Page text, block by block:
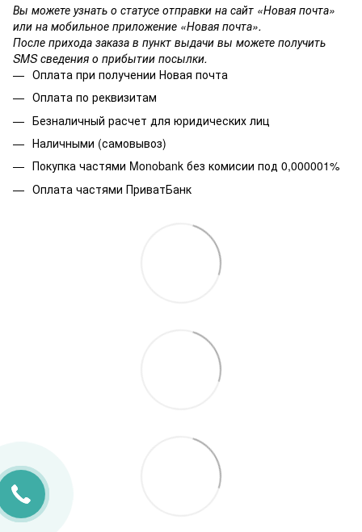
Вы можете узнать о статусе отправки на сайт «Новая почта»
или на мобильное приложение «Новая почта».
После прихода заказа в пункт выдачи вы можете получить
SMS сведения о прибытии посылки.
Оплата при получении Новая почта
Оплата по реквизитам
Безналичный расчет для юридических лиц
Наличными (самовывоз)
Покупка частями Monobank без комисии под 0,000001%
Оплата частями ПриватБанк